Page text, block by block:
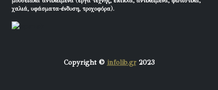
χαλιά, υφάσματα-ένδυση, τροχοφόρα).
Copyright © infolib.gr2023